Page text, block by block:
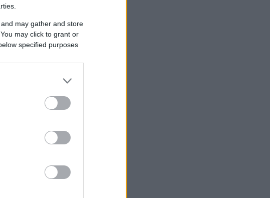
may gather and store
may click to grant or
specified purposes